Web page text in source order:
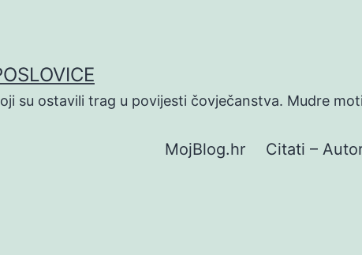
su ostavili trag u povijesti čovječanstva. Mudre
MojBlog.hr Citati –